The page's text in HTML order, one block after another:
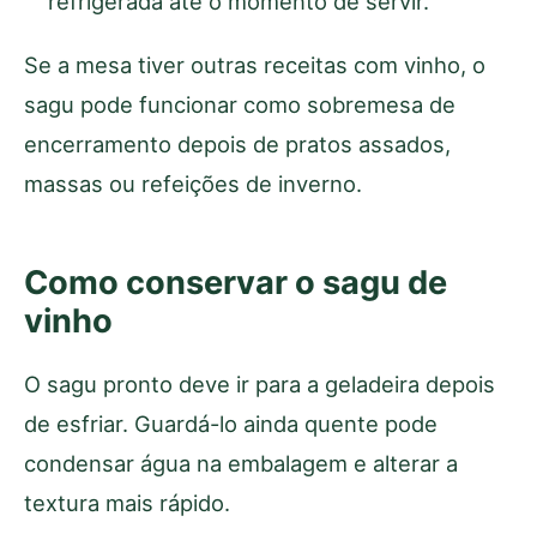
Se a mesa tiver outras receitas com vinho, o
sagu pode funcionar como sobremesa de
encerramento depois de pratos assados,
massas ou refeições de inverno.
Como conservar o sagu de
vinho
O sagu pronto deve ir para a geladeira depois
de esfriar. Guardá-lo ainda quente pode
condensar água na embalagem e alterar a
textura mais rápido.